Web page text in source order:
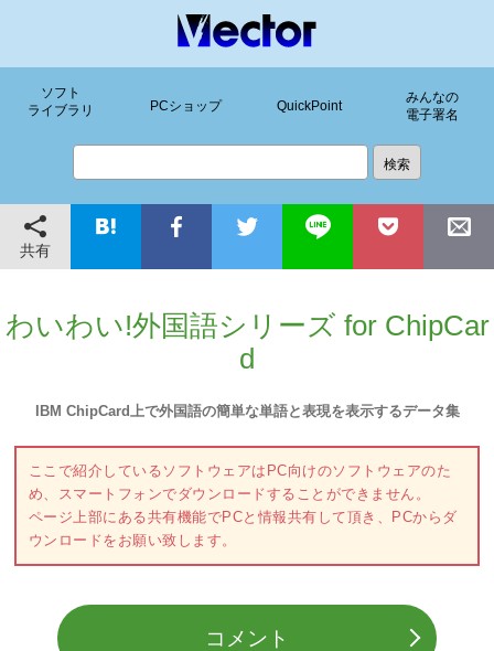
ソフト
ライブラリ
PCショップ QuickPoint
みんなの
電子署名
共有
わいわい!外国語シリーズ for ChipCar
d
IBM ChipCard上で外国語の簡単な単語と表現を表示するデータ集
ここで紹介しているソフトウェアはPC向けのソフトウェアのた
め、スマートフォンでダウンロードすることができません。
ページ上部にある共有機能でPCと情報共有して頂き、PCからダ
ウンロードをお願い致します。
コメント